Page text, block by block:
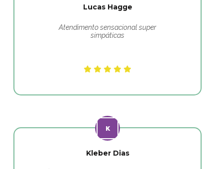
Lucas Hagge
Atendimento sensacional super
simpáticas
Kleber Dias